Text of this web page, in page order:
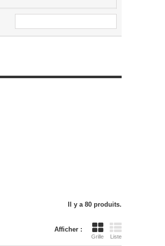
Il y a 80 produits.
Afficher :
Grille Liste